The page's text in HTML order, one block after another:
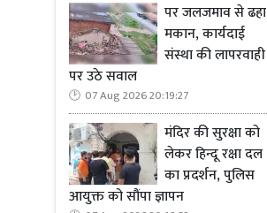
पर जलजमाव से ढहा
मकान, कार्यदाई
संस्था की लापरवाही
पर उठे सवाल
07 Aug 2026 20:19:27
मंदिर की सुरक्षा को
लेकर हिन्दू रक्षा दल
का प्रदर्शन, पुलिस
आयुक्त को सौंपा ज्ञापन